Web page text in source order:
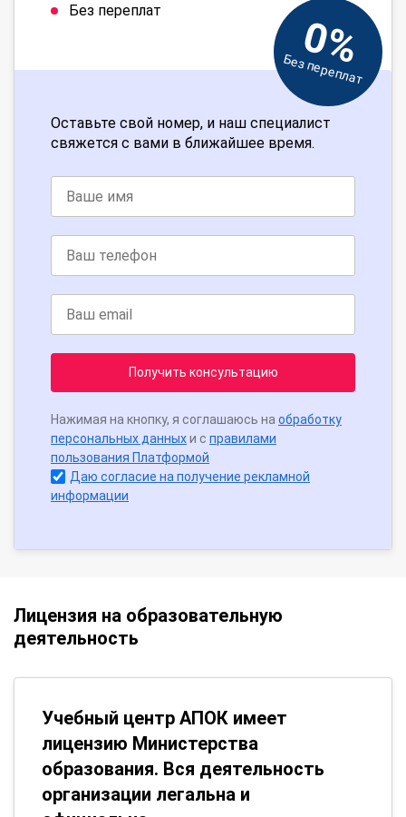
Без переплат
0%
Без переплат
Оставьте свой номер, и наш специалист
свяжется с вами в ближайшее время.
Получить консультацию
Нажимая на кнопку, я соглашаюсь на обработку
персональных данныхи с правилами
пользования Платформой
Даю согласие на получение рекламной
информации
Лицензия на образовательную
деятельность
Учебный центр АПОК имеет
лицензию Министерства
образования. Вся деятельность
организации легальна и